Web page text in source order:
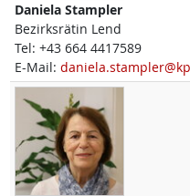
Daniela Stampler
Bezirksrätin Lend
Tel: +43 664 4417589
E-Mail: